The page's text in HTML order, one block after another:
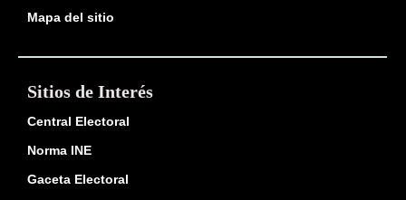
Mapa del sitio
Sitios de Interés
Central Electoral
Norma INE
Gaceta Electoral